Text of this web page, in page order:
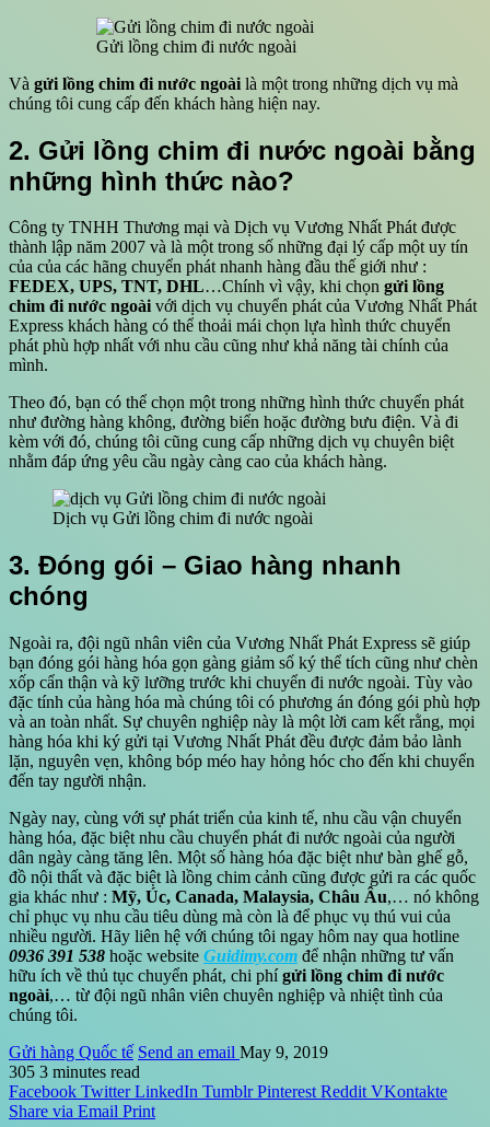
Gửi lồng chim đi nước ngoài
Và gửi lồng chim đi nước ngoài là một trong những dịch vụ mà
chúng tôi cung cấp đến khách hàng hiện nay.
2. Gửi lồng chim đi nước ngoài bằng
những hình thức nào?
Công ty TNHH Thương mại và Dịch vụ Vương Nhất Phát được
thành lập năm 2007 và là một trong số những đại lý cấp một uy tín
của của các hãng chuyển phát nhanh hàng đầu thế giới như :
FEDEX, UPS, TNT, DHL…Chính vì vậy, khi chọn gửi lồng
chim đi nước ngoàivới dịch vụ chuyển phát của Vương Nhất Phát
Express khách hàng có thể thoải mái chọn lựa hình thức chuyển
phát phù hợp nhất với nhu cầu cũng như khả năng tài chính của
mình.
Theo đó, bạn có thể chọn một trong những hình thức chuyển phát
như đường hàng không, đường biển hoặc đường bưu điện. Và đi
kèm với đó, chúng tôi cũng cung cấp những dịch vụ chuyên biệt
nhằm đáp ứng yêu cầu ngày càng cao của khách hàng.
Dịch vụ Gửi lồng chim đi nước ngoài
3. Đóng gói – Giao hàng nhanh
chóng
Ngoài ra, đội ngũ nhân viên của Vương Nhất Phát Express sẽ giúp
bạn đóng gói hàng hóa gọn gàng giảm số ký thể tích cũng như chèn
xốp cẩn thận và kỹ lưỡng trước khi chuyển đi nước ngoài. Tùy vào
đặc tính của hàng hóa mà chúng tôi có phương án đóng gói phù hợp
và an toàn nhất. Sự chuyên nghiệp này là một lời cam kết rằng, mọi
hàng hóa khi ký gửi tại Vương Nhất Phát đều được đảm bảo lành
lặn, nguyên vẹn, không bóp méo hay hỏng hóc cho đến khi chuyển
đến tay người nhận.
Ngày nay, cùng với sự phát triển của kinh tế, nhu cầu vận chuyển
hàng hóa, đặc biệt nhu cầu chuyển phát đi nước ngoài của người
dân ngày càng tăng lên. Một số hàng hóa đặc biệt như bàn ghế gỗ,
đồ nội thất và đặc biệt là lồng chim cảnh cũng được gửi ra các quốc
gia khác như : Mỹ, Úc, Canada, Malaysia, Châu Âu,… nó không
chỉ phục vụ nhu cầu tiêu dùng mà còn là để phục vụ thú vui của
nhiều người. Hãy liên hệ với chúng tôi ngay hôm nay qua hotline
0936 391 538 hoặc website Guidimy.com để nhận những tư vấn
hữu ích về thủ tục chuyển phát, chi phígửi lồng chim đi nước
ngoài,… từ đội ngũ nhân viên chuyên nghiệp và nhiệt tình của
chúng tôi.
Gửi hàng Quốc tế Send an email May 9, 2019
305 3 minutes read
Facebook Twitter LinkedIn Tumblr Pinterest Reddit VKontakte
Share via Email Print